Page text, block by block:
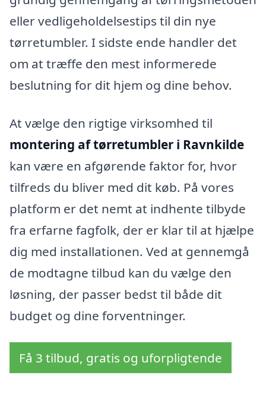
eller vedligeholdelsestips til din nye
tørretumbler. I sidste ende handler det
om at træffe den mest informerede
beslutning for dit hjem og dine behov.
At vælge den rigtige virksomhed til
montering af tørretumbler i Ravnkilde
kan være en afgørende faktor for, hvor
tilfreds du bliver med dit køb. På vores
platform er det nemt at indhente tilbyde
fra erfarne fagfolk, der er klar til at hjælpe
dig med installationen. Ved at gennemgå
de modtagne tilbud kan du vælge den
løsning, der passer bedst til både dit
budget og dine forventninger.
Få 3 tilbud, gratis og uforpligtende